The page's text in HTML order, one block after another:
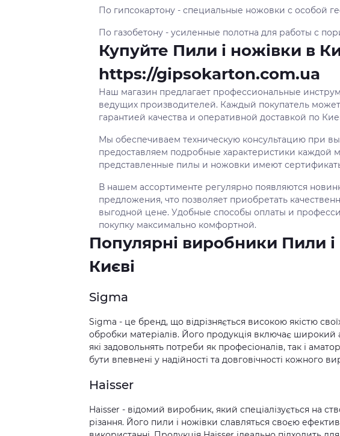
По гипсокартону - специальные ножовки с особой
По газобетону - усиленные полотна для работы с
Купуйте Пили і ножівки в
https://gipsokarton.com.ua
Наш магазин предлагает профессиональные
ведущих производителей. Каждый покупатель
гарантией качества и оперативной доставкой по
Мы обеспечиваем техническую консультацию при
предоставляем подробные характеристики каждой
представленные пилы и ножовки имеют
В нашем ассортименте регулярно появляются
предложения, что позволяет приобретать
выгодной цене. Удобные способы оплаты и
покупку максимально комфортной.
Популярні виробники Пили і
Києві
Sigma
Sigma - це бренд, що відрізняється високою якістю
обробки матеріалів. Його продукція включає широкий
які задовольнять потреби як професіоналів, так і
бути впевнені у надійності та довговічності кожного
Haisser
Haisser - відомий виробник, який спеціалізується на
різання. Його пили і ножівки славляться своєю